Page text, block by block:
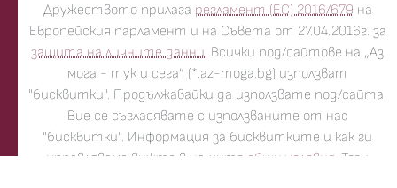
Дружеството прилага регламент (ЕС) 2016/679 на
Европейския парламент и на Съвета от 27.04.2016г. за
защита на личните данни. Всички под/сайтове на „Аз
мога - тук и сега” (*.az-moga.bg) използват
"бисквитки". Продължавайки да използвате под/сайта,
Вие се съгласявате с използваните от нас
"бисквитки". Информация за бисквитките и как ги
управляваме вижте в нашите общи условия . Този